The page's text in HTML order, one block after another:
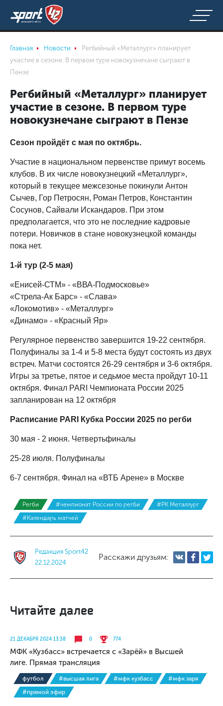
Главная Новости
Регбийный «Металлург» планирует
участие в сезоне. В первом туре новокузнечане сыграют в
Пензе
Регбийный «Металлург» планирует
участие в сезоне. В первом туре
новокузнечане сыграют в Пензе
Сезон пройдёт с мая по октябрь.
Участие в национальном первенстве примут восемь
клубов. В их числе новокузнецкий «Металлург»,
который в текущее межсезонье покинули Антон
Сычев, Гор Петросян, Роман Петров, Константин
Сосунов, Сайвали Искандаров. При этом
предполагается, что это не последние кадровые
потери. Новичков в стане новокузнецкой команды
пока нет.
1-й тур (2-5 мая)
«Енисей-СТМ» - «ВВА-Подмосковье»
«Стрела-Ак Барс» - «Слава»
«Локомотив» - «Металлург»
«Динамо» - «Красный Яр»
Регулярное первенство завершится 19-22 сентября.
Полуфиналы за 1-4 и 5-8 места будут состоять из двух
встреч. Матчи состоятся 26-29 сентября и 3-6 октября.
Игры за третье, пятое и седьмое места пройдут 10-11
октября. Финал PARI Чемпионата России 2025
запланирован на 12 октября
Расписание PARI Кубка России 2025 по регби
30 мая - 2 июня. Четвертьфиналы
25-28 июля. Полуфиналы
6-7 сентября. Финал на «ВТБ Арене» в Москве
Регби #чемпионат России по регби
#РК Металлург
#Календарь матчей
Редакция Sport42
22.12.2024
Расскажи друзьям:
Читайте далее
21 ДЕКАБРЯ 2024 13:38 0 774
МФК «Кузбасс» встречается с «Зарёй» в Высшей
лиге. Прямая трансляция
футбол #высшая лига #мфк кузбасс
#мфк заря
#прямой эфир